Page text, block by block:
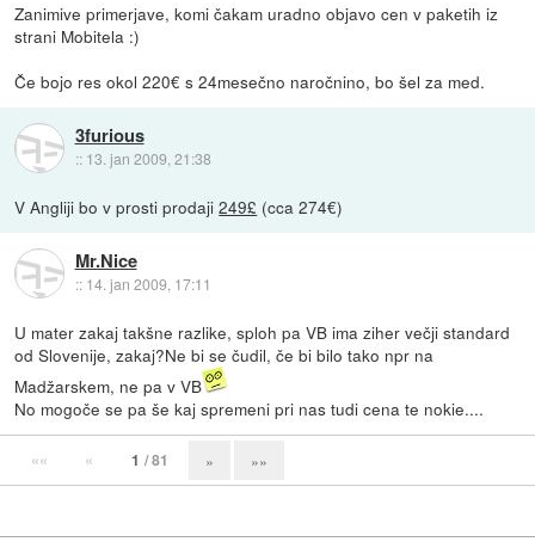
Zanimive primerjave, komi čakam uradno objavo cen v paketih iz
strani Mobitela :)
Če bojo res okol 220€ s 24mesečno naročnino, bo šel za med.
3furious
:: 13. jan 2009, 21:38
V Angliji bo v prosti prodaji249£ (cca 274€)
Mr.Nice
:: 14. jan 2009, 17:11
U mater zakaj takšne razlike, sploh pa VB ima ziher večji standard
od Slovenije, zakaj?Ne bi se čudil, če bi bilo tako npr na
Madžarskem, ne pa v VB
No mogoče se pa še kaj spremeni pri nas tudi cena te nokie....
«« « 1 / 81 » »»